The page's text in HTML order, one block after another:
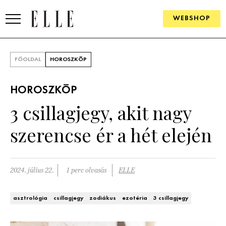
WEBSHOP
SZÉPSÉG
PSZICHÉ
ÉLETMÓD
FŐOLDAL HOROSZKÓP
HOROSZKÓP
3 csillagjegy, akit nagy
szerencse ér a hét elején
2024. július 22. 1 perc olvasás ELLE
asztrológia csillagjegy zodiákus ezotéria 3 csillagjegy